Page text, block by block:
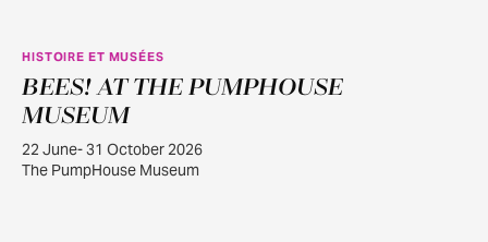
JUIN
22
HISTOIRE ET MUSÉES
BEES! AT THE PUMPHOUSE
MUSEUM
22 June- 31 October 2026
The PumpHouse Museum